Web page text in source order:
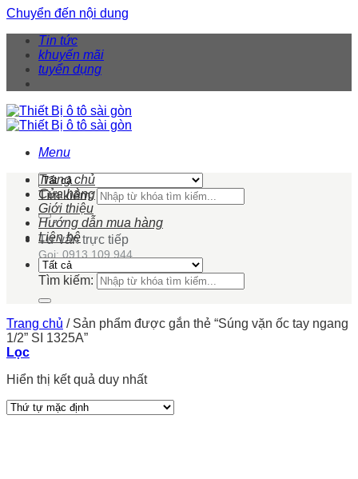
Chuyển đến nội dung
Tin tức
khuyến mãi
tuyển dụng
Menu
Tìm kiếm:
Tư vấn trực tiếp
Gọi: 0913 109 944
Trang chủ
Cửa hàng
Giới thiệu
Hướng dẫn mua hàng
Liên hệ
Tìm kiếm:
Trang chủ /Sản phẩm được gắn thẻ “Súng vặn ốc tay ngang
1/2” SI 1325A”
Lọc
Hiển thị kết quả duy nhất